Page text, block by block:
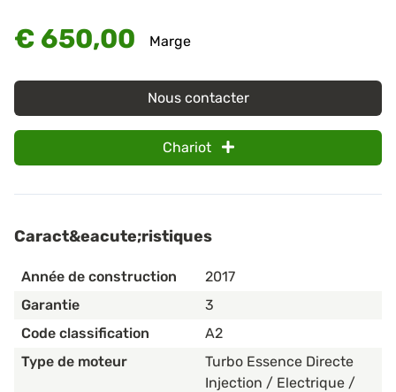
€ 650,00 Marge
Nous contacter
Chariot
Caract&eacute;ristiques
Année de construction
2017
Garantie
3
Code classification
A2
Type de moteur
Turbo Essence Directe
Injection / Electrique /